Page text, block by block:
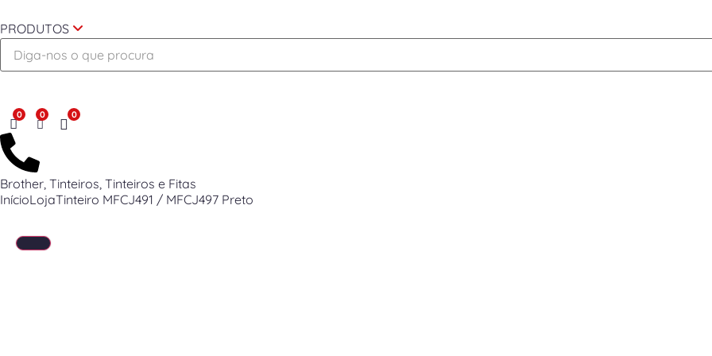
PRODUTOS
Desejo
Brother, Tinteiros, Tinteiros e Fitas
InícioLojaTinteiro MFCJ491 / MFCJ497 Preto